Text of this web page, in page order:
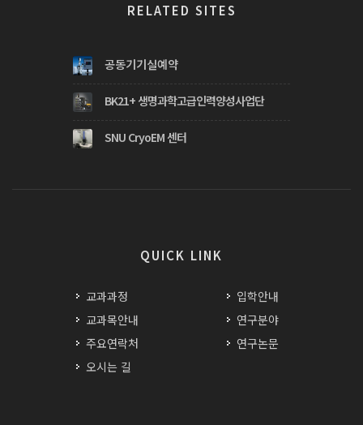
RELATED SITES
공동기기실예약
BK21+ 생명과학고급인력양성사업단
SNU CryoEM 센터
QUICK LINK
교과과정
교과목안내
주요연락처
오시는 길
입학안내
연구분야
연구논문